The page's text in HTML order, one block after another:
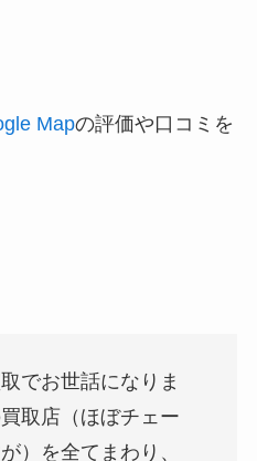
Mapの評価や口コミを
でお世話になりま
取店（ほぼチェー
）を全てまわり、